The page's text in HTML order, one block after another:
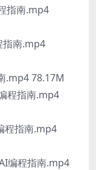
指南.mp4
指南.mp4
.mp4 78.17M
程指南.mp4
程指南.mp4
编程指南.mp4